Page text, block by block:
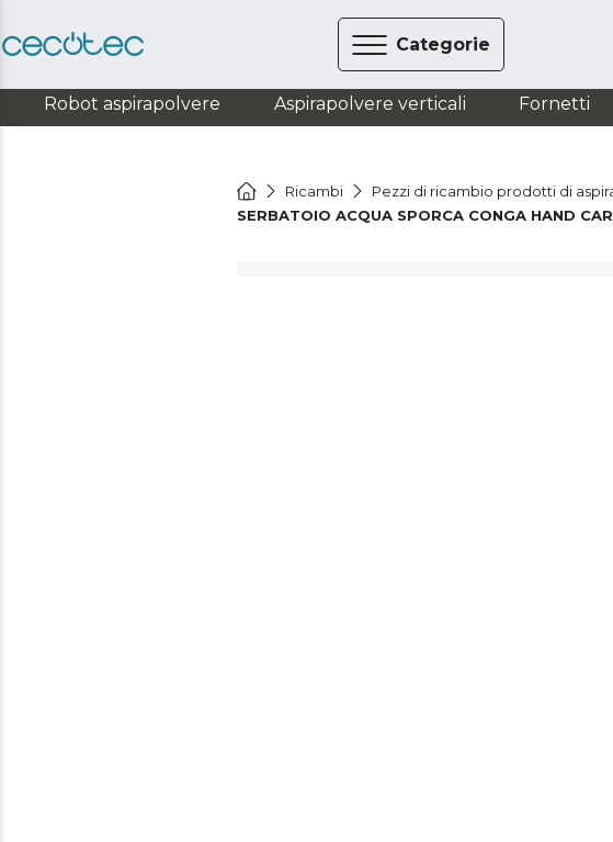
Categorie
Robot aspirapolvere Aspirapolvere verticali Fornetti
Ricambi Pezzi di ricambio prodotti di
SERBATOIO ACQUA SPORCA CONGA HAND